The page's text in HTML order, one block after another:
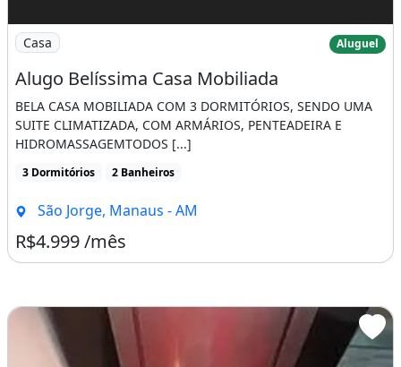
Imagem: Alugo Belíssima Casa Mobiliada
Casa Aluguel
Alugo Belíssima Casa Mobiliada
BELA CASA MOBILIADA COM 3 DORMITÓRIOS, SENDO UMA
SUITE CLIMATIZADA, COM ARMÁRIOS, PENTEADEIRA E
HIDROMASSAGEMTODOS [...]
3 Dormitórios 2 Banheiros
São Jorge, Manaus - AM
R$4.999 /mês